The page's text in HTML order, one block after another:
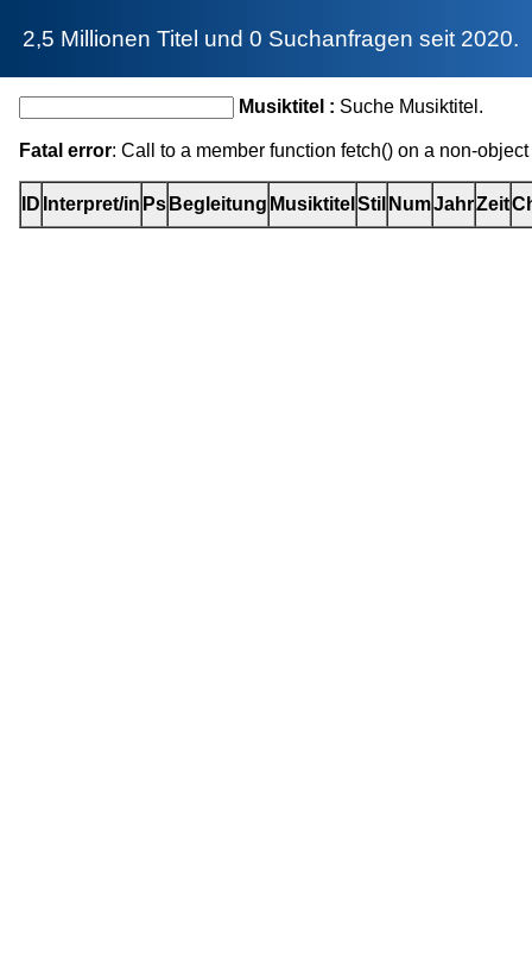
2,5 Millionen Titel und 0 Suchanfragen seit 2020.
Musiktitel : Suche Musiktitel.
Fatal error: Call to a member function fetch() on a non-
ID Interpret/in Ps Begleitung Musiktitel Stil NumJahrZeit